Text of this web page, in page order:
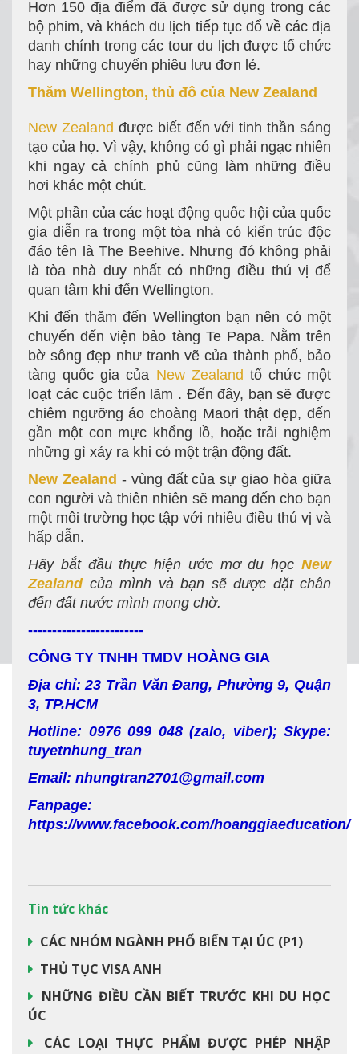
Hơn 150 địa điểm đã được sử dụng trong các
bộ phim, và khách du lịch tiếp tục đổ về các địa
danh chính trong các tour du lịch được tổ chức
hay những chuyến phiêu lưu đơn lẻ.
Thăm Wellington, thủ đô của New Zealand
New Zealand được biết đến với tinh thần sáng
tạo của họ. Vì vậy, không có gì phải ngạc nhiên
khi ngay cả chính phủ cũng làm những điều
hơi khác một chút.
Một phần của các hoạt động quốc hội của quốc
gia diễn ra trong một tòa nhà có kiến trúc độc
đáo tên là The Beehive. Nhưng đó không phải
là tòa nhà duy nhất có những điều thú vị để
quan tâm khi đến Wellington.
Khi đến thăm đến Wellington bạn nên có một
chuyến đến viện bảo tàng Te Papa. Nằm trên
bờ sông đẹp như tranh vẽ của thành phố, bảo
tàng quốc gia của New Zealand tổ chức một
loạt các cuộc triển lãm . Đến đây, bạn sẽ được
chiêm ngưỡng áo choàng Maori thật đẹp, đến
gần một con mực khổng lồ, hoặc trải nghiệm
những gì xảy ra khi có một trận động đất.
New Zealand - vùng đất của sự giao hòa giữa
con người và thiên nhiên sẽ mang đến cho bạn
một môi trường học tập với nhiều điều thú vị và
hấp dẫn.
Hãy bắt đầu thực hiện ước mơ du học New
Zealand của mình và bạn sẽ được đặt chân
đến đất nước mình mong chờ.
------------------------
CÔNG TY TNHH TMDV HOÀNG GIA
Địa chỉ: 23 Trần Văn Đang, Phường 9, Quận
3, TP.HCM
Hotline: 0976 099 048 (zalo, viber); Skype:
tuyetnhung_tran
Email: nhungtran2701@gmail.com
Fanpage:
https://www.facebook.com/hoanggiaeducation/
Tin tức khác
CÁC NHÓM NGÀNH PHỔ BIẾN TẠI ÚC (P1)
THỦ TỤC VISA ANH
NHỮNG ĐIỀU CẦN BIẾT TRƯỚC KHI DU HỌC
ÚC
CÁC LOẠI THỰC PHẨM ĐƯỢC PHÉP NHẬP